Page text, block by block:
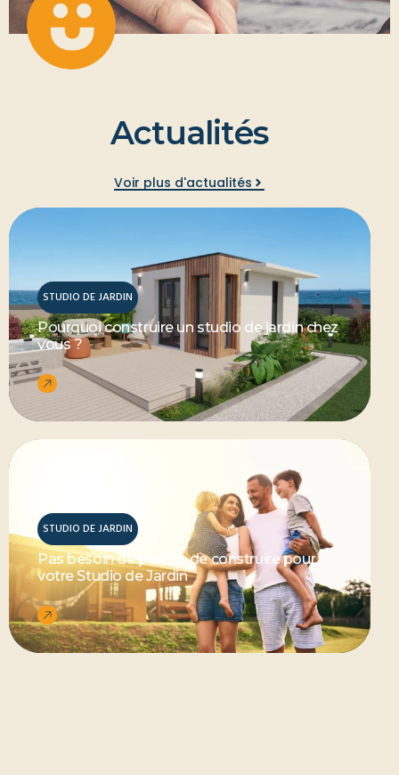
Actualités
Voir plus d'actualités
STUDIO DE JARDIN
Pourquoi construire un studio de jardin chez
vous ?
STUDIO DE JARDIN
Pas besoin de permis de construire pour
votre Studio de Jardin